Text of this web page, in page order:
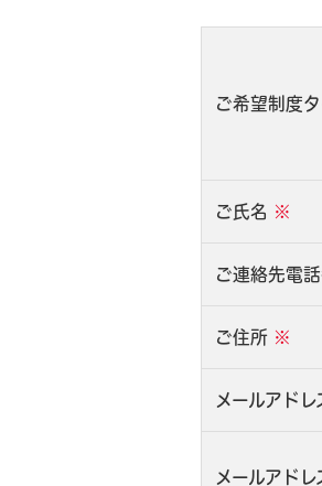
ご希望制度
ご氏名 ※
ご連絡先電
ご住所 ※
メールアドレ
メールアドレ